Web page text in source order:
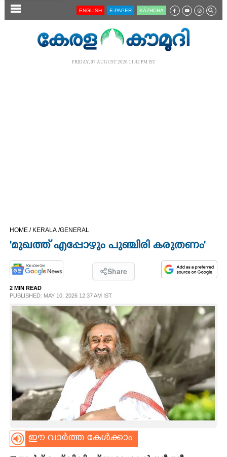
SECTIONS
OPINION
PHOTOS
LIFESTYLE
INFO+
ART
ASTRO
ENGLISH E-PAPER KĀZHCHA
FRIDAY, 07 AUGUST 2026 11.42 PM IST
HOME / KERALA /GENERAL
'മുഖത്ത് എപ്പോഴും പുഞ്ചിരി കരുതണം'
Share
2 MIN READ
PUBLISHED: MAY 10, 2026 12:37 AM IST
ഈ വാർത്ത കേൾക്കാം